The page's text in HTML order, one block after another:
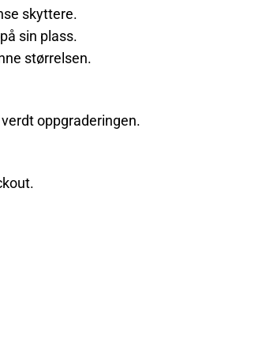
skyttere.
sin plass.
størrelsen.
oppgraderingen.